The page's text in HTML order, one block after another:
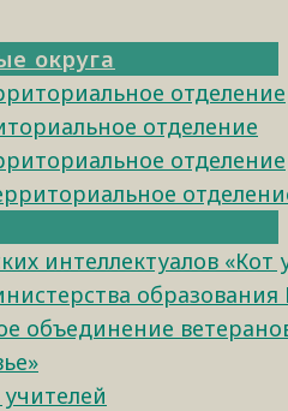
округа
отделение
отделение
отделение
интеллектуалов «Кот
образования
объединение